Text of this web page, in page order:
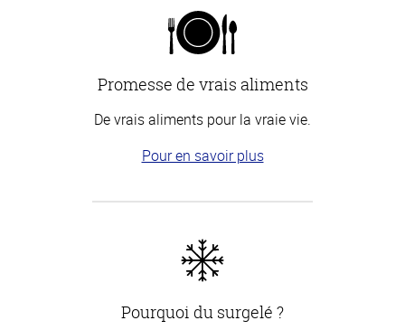
Promesse de vrais aliments
De vrais aliments pour la vraie vie.
Pour en savoir plus
Pourquoi du surgelé ?